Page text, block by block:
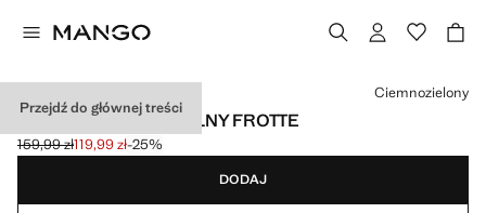
Przejdź do głównej treści
TORBA TOTE Z BAWEŁNY FROTTE
Skreślona cena początkowa [159,99 zł ]
159,99 zł
Aktualna cena [119,99 zł ]
119,99 zł-25%
Wybierz kolor
Ciemnozielony
DODAJ